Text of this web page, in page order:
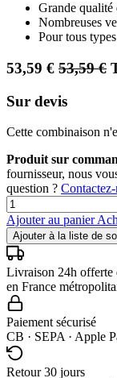
Grande
Nombreuses
Pour tous
53,59 € 53,59€
Sur devis
Cette combinaison
Produit sur
fournisseur, nous
question ?
Ajouter au panier
Ajouter à la liste de
Livraison 24h offerte
en France
Paiement sécurisé
CB · SEPA · Apple
Retour 30 jours